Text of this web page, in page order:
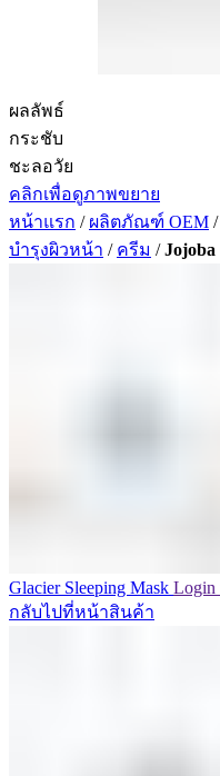
ผลลัพธ์
กระชับ
ชะลอวัย
คลิกเพื่อดูภาพขยาย
หน้าแรก / ผลิตภัณฑ์ OEM /
บำรุงผิวหน้า / ครีม /Jojoba
Glacier Sleeping Mask Login
กลับไปที่หน้าสินค้า